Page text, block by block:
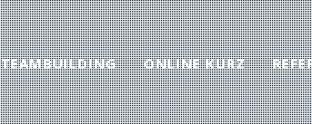
TEAMBUILDING ONLINE KURZ